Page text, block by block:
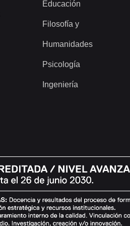
Educación
Filosofía y
Humanidades
Psicología
Ingeniería